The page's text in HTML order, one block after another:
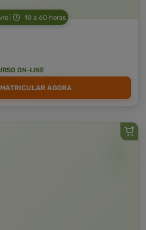
10 a 60 horas
ON-LINE
MATRICULAR AGORA